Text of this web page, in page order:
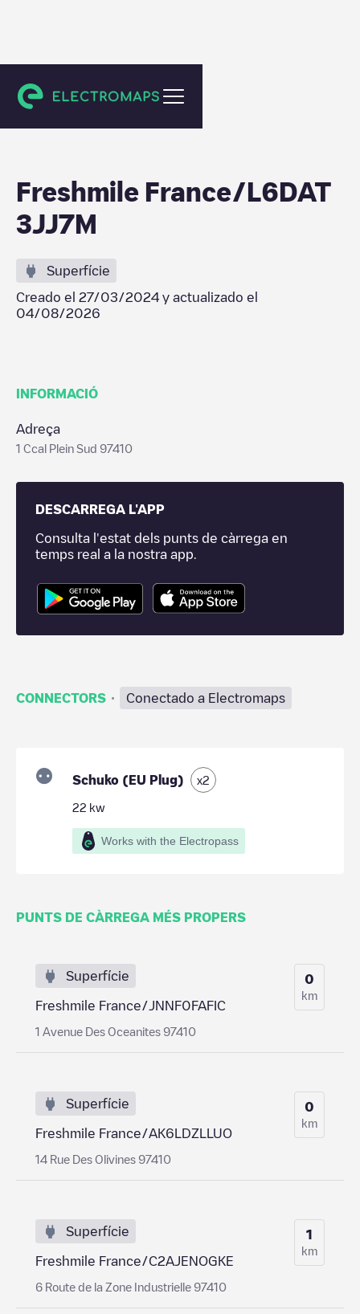
Saint-Pierre
Freshmile France/L6DAT
3JJ7M
Superfície
Creado el 27/03/2024 y actualizado el
04/08/2026
INFORMACIÓ
Adreça
1 Ccal Plein Sud 97410
DESCARREGA L'APP
Consulta l'estat dels punts de càrrega en
temps real a la nostra app.
CONNECTORS · Conectado a Electromaps
Schuko (EU Plug) x2
22 kw
Works with the Electropass
PUNTS DE CÀRREGA MÉS PROPERS
Superfície
Freshmile France/JNNF0FAFIC
1 Avenue Des Oceanites 97410
0
km
Superfície
Freshmile France/AK6LDZLLUO
14 Rue Des Olivines 97410
0
km
Superfície
Freshmile France/C2AJENOGKE
6 Route de la Zone Industrielle 97410
1
km